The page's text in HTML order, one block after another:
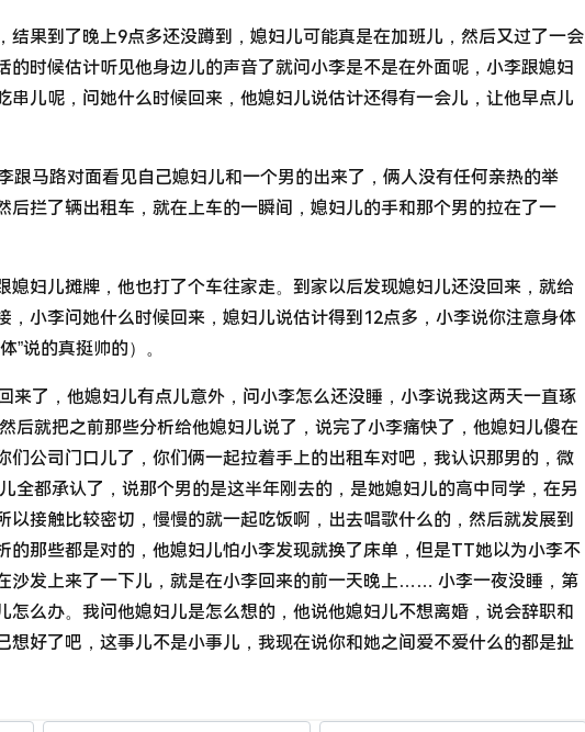
结果到了晚上9点多还没蹲到，媳妇儿可能真是在加班儿，然后又过了一会
的时候估计听见他身边儿的声音了就问小李是不是在外面呢，小李跟媳妇
串儿呢，问她什么时候回来，他媳妇儿说估计还得有一会儿，让他早点儿
跟马路对面看见自己媳妇儿和一个男的出来了，俩人没有任何亲热的举
后拦了辆出租车，就在上车的一瞬间，媳妇儿的手和那个男的拉在了一
媳妇儿摊牌，他也打了个车往家走。到家以后发现媳妇儿还没回来，就给
，小李问她什么时候回来，媳妇儿说估计得到12点多，小李说你注意身体
”说的真挺帅的）。
来了，他媳妇儿有点儿意外，问小李怎么还没睡，小李说我这两天一直琢
后就把之前那些分析给他媳妇儿说了，说完了小李痛快了，他媳妇儿傻在
们公司门口儿了，你们俩一起拉着手上的出租车对吧，我认识那男的，微
全都承认了，说那个男的是这半年刚去的，是她媳妇儿的高中同学，在另
以接触比较密切，慢慢的就一起吃饭啊，出去唱歌什么的，然后就发展到
的那些都是对的，他媳妇儿怕小李发现就换了床单，但是TT她以为小李不
沙发上来了一下儿，就是在小李回来的前一天晚上…… 小李一夜没睡，第
怎么办。我问他媳妇儿是怎么想的，他说他媳妇儿不想离婚，说会辞职和
想好了吧，这事儿不是小事儿，我现在说你和她之间爱不爱什么的都是扯